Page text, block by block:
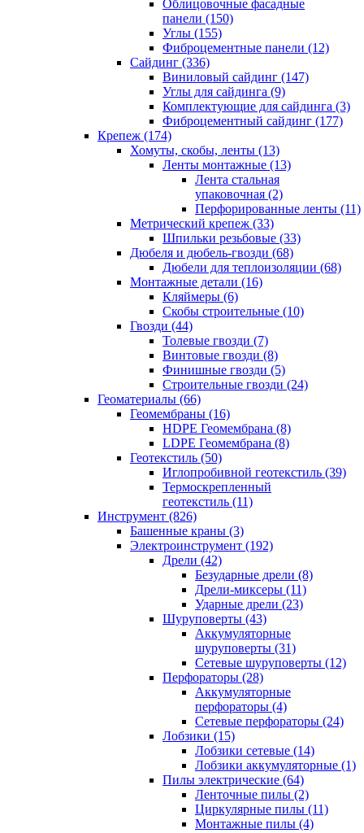
Облицовочные фасадные
панели (150)
Углы (155)
Фиброцементные панели (12)
Сайдинг (336)
Виниловый сайдинг (147)
Углы для сайдинга (9)
Комплектующие для сайдинга (3)
Фиброцементный сайдинг (177)
Крепеж (174)
Хомуты, скобы, ленты (13)
Ленты монтажные (13)
Лента стальная
упаковочная (2)
Перфорированные ленты (11)
Метрический крепеж (33)
Шпильки резьбовые (33)
Дюбеля и дюбель-гвозди (68)
Дюбели для теплоизоляции (68)
Монтажные детали (16)
Кляймеры (6)
Скобы строительные (10)
Гвозди (44)
Толевые гвозди (7)
Винтовые гвозди (8)
Финишные гвозди (5)
Строительные гвозди (24)
Геоматериалы (66)
Геомембраны (16)
HDPE Геомембрана (8)
LDPE Геомембрана (8)
Геотекстиль (50)
Иглопробивной геотекстиль (39)
Термоскрепленный
геотекстиль (11)
Инструмент (826)
Башенные краны (3)
Электроинструмент (192)
Дрели (42)
Безударные дрели (8)
Дрели-миксеры (11)
Ударные дрели (23)
Шуруповерты (43)
Аккумуляторные
шуруповерты (31)
Сетевые шуруповерты (12)
Перфораторы (28)
Аккумуляторные
перфораторы (4)
Сетевые перфораторы (24)
Лобзики (15)
Лобзики сетевые (14)
Лобзики аккумуляторные (1)
Пилы электрические (64)
Ленточные пилы (2)
Циркулярные пилы (11)
Монтажные пилы (4)